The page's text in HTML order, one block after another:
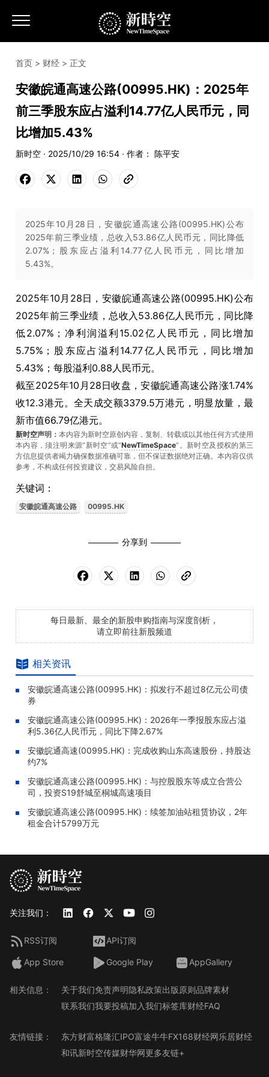
首页 > 财经 > 正文
安徽皖通高速公路(00995.HK)：2025年
前三季股东应占溢利14.77亿人民币元，同
比增加5.43%
新时空 · 2025/10/29 16:54 · 作者： 陈平安
2025年10月28日，安徽皖通高速公路(00995.HK)公布
2025年前三季业绩，总收入53.86亿人民币元，同比降低
2.07%；股东应占溢利14.77亿人民币元，同比增加
5.43%。
2025年10月28日，安徽皖通高速公路(00995.HK)公布
2025年前三季业绩，总收入53.86亿人民币元，同比降
低2.07%；净利润溢利15.02亿人民币元，同比增加
5.75%；股东应占溢利14.77亿人民币元，同比增加
5.43%；每股溢利0.88人民币元。
截至2025年10月28日收盘，安徽皖通高速公路涨1.74%
收12.3港元。全天成交额3379.5万港元，明显放量，最
新市值66.79亿港元。
新时空声明： 本内容为新时空原创内容，复制、转载或以其他任何方式使用
本内容，须注明来源“新时空”或“NewTimeSpace”。新时空及授权的第三
方信息提供者竭力确保数据准确可靠，但不保证数据绝对正确。本內容仅供
参考，不构成任何投资建议，交易风险自担。
关键词：
安徽皖通高速公路 00995.HK
分享到
每日最新、最全的新股申购指南与深度剖析，
请立即前往新股频道
相关资讯
安徽皖通高速公路(00995.HK)：拟发行不超过8亿元公司债
券
安徽皖通高速公路(00995.HK)：2026年一季报股东应占溢
利5.36亿人民币元，同比下降2.67%
安徽皖通高速(00995.HK)：完成收购山东高速股份，持股达
约7%
安徽皖通高速公路(00995.HK)：与控股股东等成立合营公
司，投资S19舒城至桐城高速项目
安徽皖通高速公路(00995.HK)：续签加油站租赁协议，2年
租金合计5799万元
关注我们：
RSS订阅 API订阅
App Store Google Play AppGallery
相关信息： 关于我们免责声明隐私政策出版原则品牌素材
联系我们我要投稿加入我们标签库财经FAQ
友情链接： 东方财富格隆汇IPO富途牛牛FX168财经网乐居财经
和讯新时空传媒财华网更多友链+